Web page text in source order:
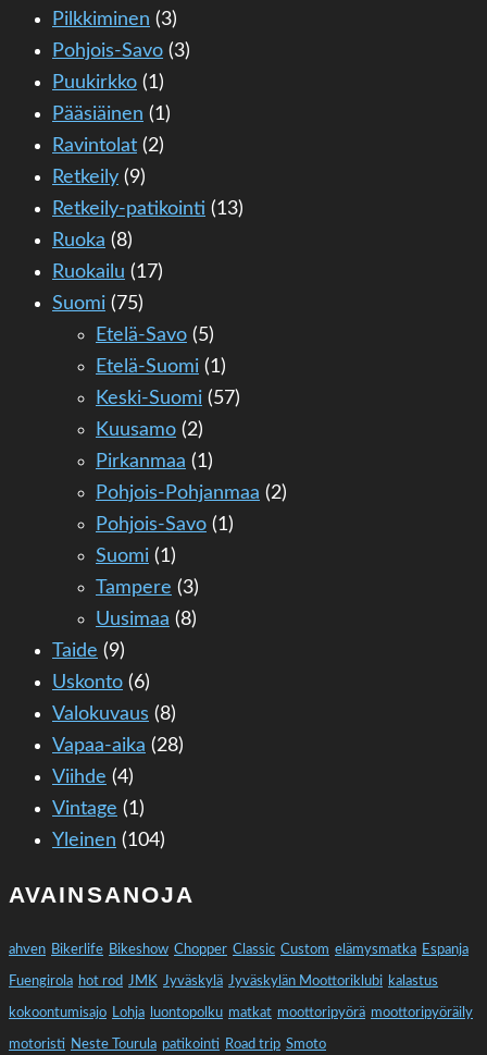
Pilkkiminen (3)
Pohjois-Savo (3)
Puukirkko (1)
Pääsiäinen (1)
Ravintolat (2)
Retkeily (9)
Retkeily-patikointi (13)
Ruoka (8)
Ruokailu (17)
Suomi (75)
Etelä-Savo (5)
Etelä-Suomi (1)
Keski-Suomi (57)
Kuusamo (2)
Pirkanmaa (1)
Pohjois-Pohjanmaa (2)
Pohjois-Savo (1)
Suomi (1)
Tampere (3)
Uusimaa (8)
Taide (9)
Uskonto (6)
Valokuvaus (8)
Vapaa-aika (28)
Viihde (4)
Vintage (1)
Yleinen (104)
AVAINSANOJA
ahven Bikerlife Bikeshow Chopper Classic Custom elämysmatka Espanja
Fuengirola hot rod JMK Jyväskylä Jyväskylän Moottoriklubi kalastus
kokoontumisajo Lohja luontopolku matkat moottoripyörä moottoripyöräily
motoristi Neste Tourula patikointi Road trip Smoto